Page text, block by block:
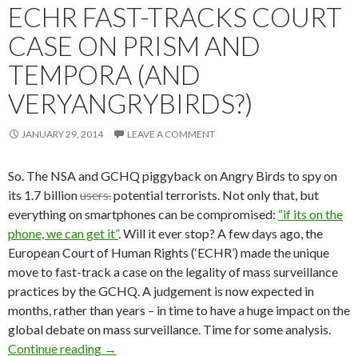
ECHR FAST-TRACKS COURT
CASE ON PRISM AND
TEMPORA (AND
VERYANGRYBIRDS?)
JANUARY 29, 2014 LEAVE A COMMENT
So. The NSA and GCHQ piggyback on Angry Birds to spy on
its 1.7 billionusers.potential terrorists. Not only that, but
everything on smartphones can be compromised: “if its on the
phone, we can get it”. Will it ever stop? A few days ago, the
European Court of Human Rights (‘ECHR’) made the unique
move to fast-track a case on the legality of mass surveillance
practices by the GCHQ. A judgement is now expected in
months, rather than years – in time to have a huge impact on the
global debate on mass surveillance. Time for some analysis.
Continue reading ECHR Fast-tracks Court Case on PRISM and
→